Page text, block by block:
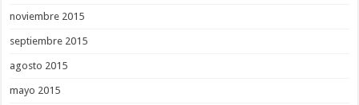
noviembre 2015
septiembre 2015
agosto 2015
mayo 2015